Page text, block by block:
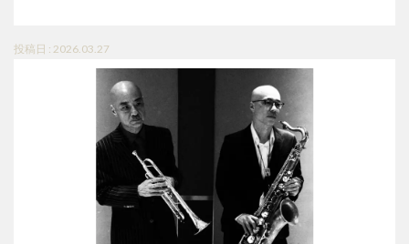
投稿日 : 2026.03.27